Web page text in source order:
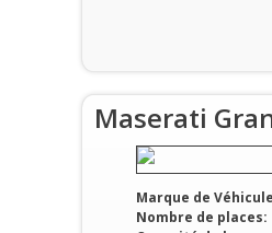
Maserati
Marque de
Nombre de places: